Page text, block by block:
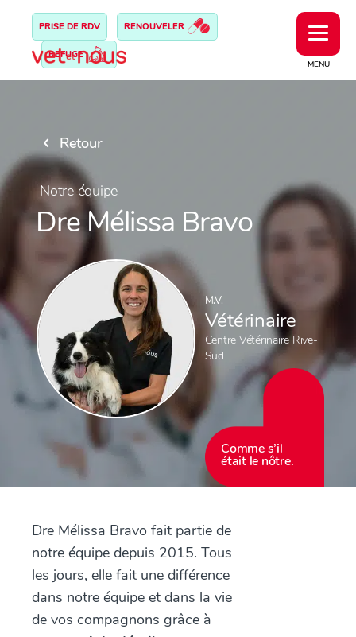
MENU
PRISE DE RDV RENOUVELER
REFUGE
Retour
Notre équipe
Dre Mélissa Bravo
M.V.
Vétérinaire
Centre Vétérinaire Rive-
Sud
Comme s’il
était le nôtre.
Dre Mélissa Bravo fait partie de
notre équipe depuis 2015. Tous
les jours, elle fait une différence
dans notre équipe et dans la vie
de vos compagnons grâce à